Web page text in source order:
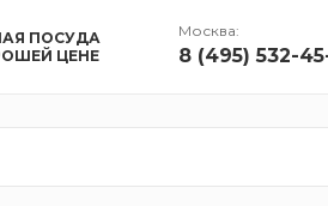
ПОСУДА
ЦЕНЕ
Москва:
8 (495) 532-